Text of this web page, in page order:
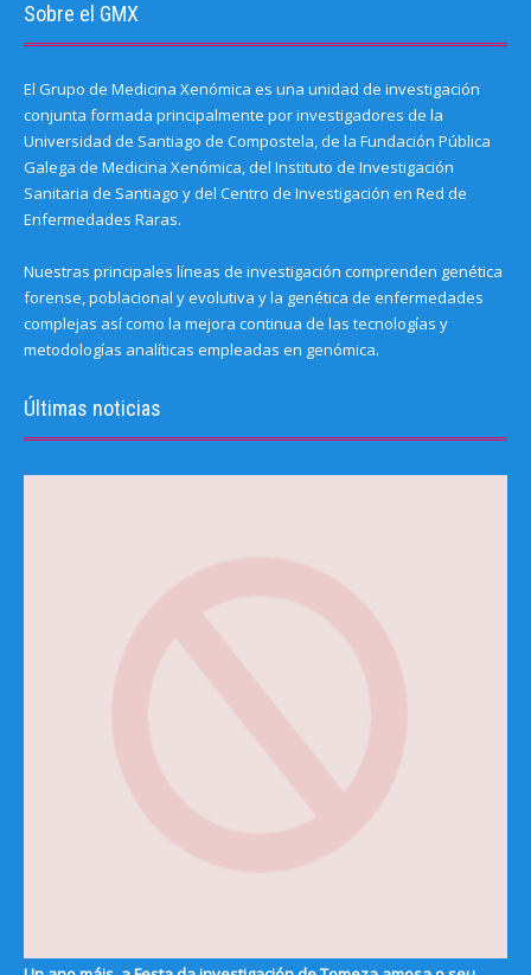
Sobre el GMX
El Grupo de Medicina Xenómica es una unidad de investigación
conjunta formada principalmente por investigadores de la
Universidad de Santiago de Compostela, de la Fundación Pública
Galega de Medicina Xenómica, del Instituto de Investigación
Sanitaria de Santiago y del Centro de Investigación en Red de
Enfermedades Raras.
Nuestras principales líneas de investigación comprenden genética
forense, poblacional y evolutiva y la genética de enfermedades
complejas así como la mejora continua de las tecnologías y
metodologías analíticas empleadas en genómica.
Últimas noticias